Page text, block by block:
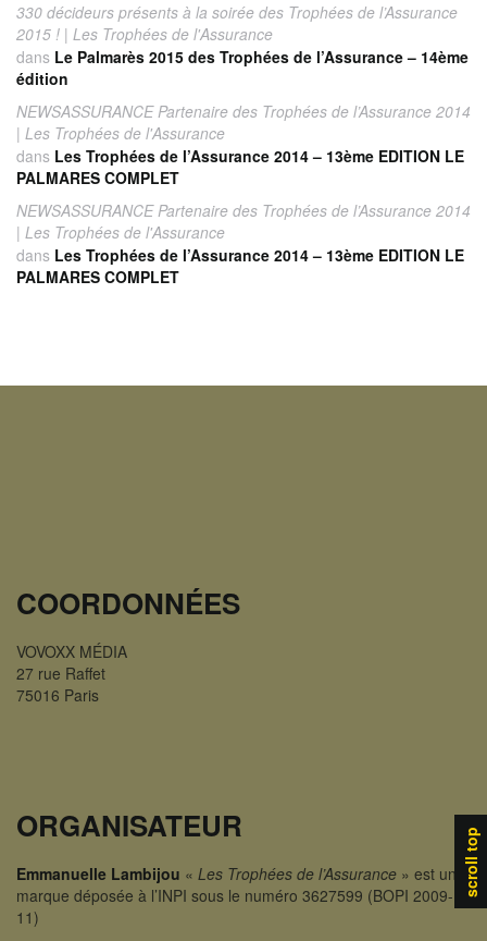
330 décideurs présents à la soirée des Trophées de l’Assurance
2015 ! | Les Trophées de l'Assurance
dans Le Palmarès 2015 des Trophées de l’Assurance – 14ème
édition
NEWSASSURANCE Partenaire des Trophées de l’Assurance 2014
| Les Trophées de l'Assurance
dans Les Trophées de l’Assurance 2014 – 13ème EDITION LE
PALMARES COMPLET
NEWSASSURANCE Partenaire des Trophées de l’Assurance 2014
| Les Trophées de l'Assurance
dans Les Trophées de l’Assurance 2014 – 13ème EDITION LE
PALMARES COMPLET
COORDONNÉES
VOVOXX MÉDIA
27 rue Raffet
75016 Paris
ORGANISATEUR
Emmanuelle Lambijou « Les Trophées de l’Assurance » est une
marque déposée à l’INPI sous le numéro 3627599 (BOPI 2009-
11)
scroll top